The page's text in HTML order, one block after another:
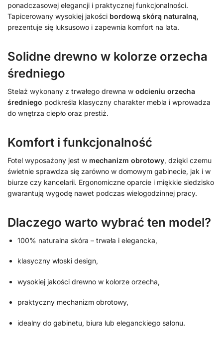
ponadczasowej elegancji i praktycznej funkcjonalności.
Tapicerowany wysokiej jakości bordową skórą naturalną,
prezentuje się luksusowo i zapewnia komfort na lata.
Solidne drewno w kolorze orzecha
średniego
Stelaż wykonany z trwałego drewna w odcieniu orzecha
średniego podkreśla klasyczny charakter mebla i wprowadza
do wnętrza ciepło oraz prestiż.
Komfort i funkcjonalność
Fotel wyposażony jest w mechanizm obrotowy, dzięki czemu
świetnie sprawdza się zarówno w domowym gabinecie, jak i w
biurze czy kancelarii. Ergonomiczne oparcie i miękkie siedzisko
gwarantują wygodę nawet podczas wielogodzinnej pracy.
Dlaczego warto wybrać ten model?
100% naturalna skóra – trwała i elegancka,
klasyczny włoski design,
wysokiej jakości drewno w kolorze orzecha,
praktyczny mechanizm obrotowy,
idealny do gabinetu, biura lub eleganckiego salonu.